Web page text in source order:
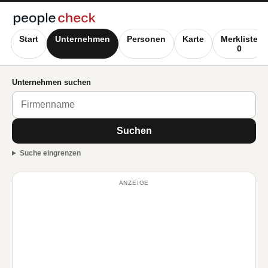
Start Unternehmen Personen Karte
Merkliste
0
Unternehmen suchen
Suchen
Suche eingrenzen
ANZEIGE